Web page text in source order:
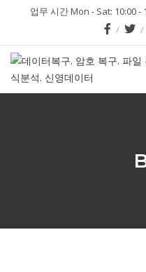
업무 시간 Mon - Sat: 10:00 -